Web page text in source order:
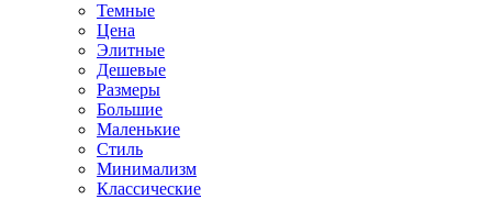
Темные
Цена
Элитные
Дешевые
Размеры
Большие
Маленькие
Стиль
Минимализм
Классические